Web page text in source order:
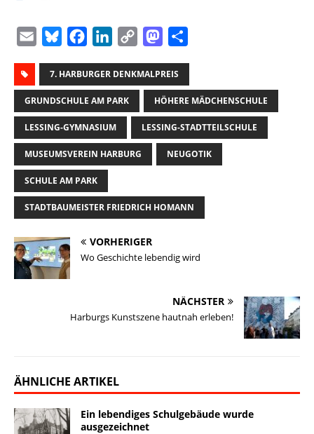
i
l
u
e
s
k
y
c
e
b
o
o
k
n
k
e
d
I
p
L
n
M
s
t
o
d
o
l
e
n
7. HARBURGER DENKMALPREIS
GRUNDSCHULE AM PARK HÖHERE MÄDCHENSCHULE
LESSING-GYMNASIUM LESSING-STADTTEILSCHULE
MUSEUMSVEREIN HARBURG NEUGOTIK
SCHULE AM PARK
STADTBAUMEISTER FRIEDRICH HOMANN
VORHERIGER
Wo Geschichte lebendig wird
NÄCHSTER
Harburgs Kunstszene hautnah erleben!
ÄHNLICHE ARTIKEL
Ein lebendiges Schulgebäude wurde
ausgezeichnet